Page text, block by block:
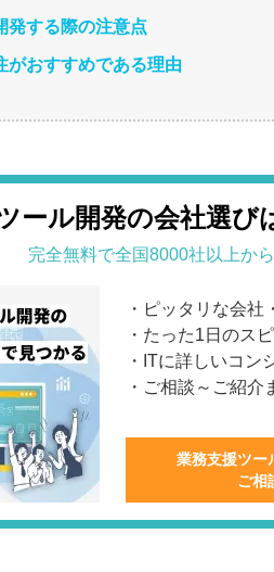
発する際の注意点
がおすすめである理由
ール開発の会社選び
完全無料で全国8000社以上か
・ピッタリな会社
・たった1日のス
・ITに詳しいコン
・ご相談～ご紹介
業務支援ツー
ご相